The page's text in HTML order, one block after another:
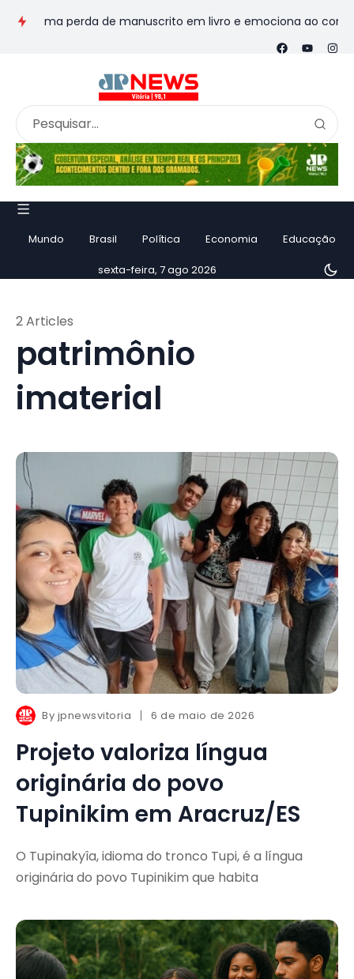
perda de manuscrito em livro e emociona ao contar
Mundo Brasil Política Economia Educação
sexta-feira, 7 ago 2026
patrimônio
imaterial
2 Articles
By jpnewsvitoria 6 de maio de 2026
Projeto valoriza língua
originária do povo
Tupinikim em Aracruz/ES
O Tupinakyîa, idioma do tronco Tupi, é a língua
originária do povo Tupinikim que habita